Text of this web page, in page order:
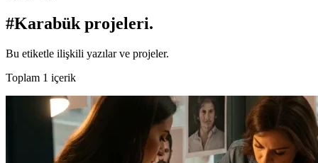
#Karabük projeleri.
Bu etiketle ilişkili yazılar ve projeler.
Toplam 1 içerik